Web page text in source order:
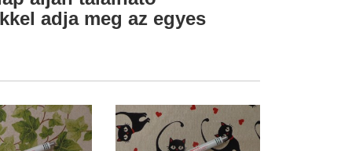
adja meg az egyes